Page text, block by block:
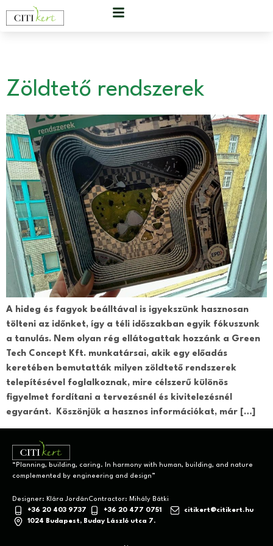
Zöldtető rendszerek
A hideg és fagyok beálltával is igyekszünk hasznosan
tölteni az időnket, így a téli időszakban egyik fókuszunk
a tanulás. Nem olyan rég ellátogattak hozzánk a Green
Tech Concept Kft. munkatársai, akik egy előadás
keretében bemutatták milyen zöldtető rendszerek
telepítésével foglalkoznak, mire célszerű különös
figyelmet fordítani a tervezésnél és kivitelezésnél
egyaránt. Köszönjük a hasznos információkat, már […]
“Planning, building, caring. In harmony with human, building, and nature
complemented by engineering and design”
+36 20 403 9737 +36 20 477 0751
citikert@citikert.hu
1024 Budapest, Buday László utca 7.